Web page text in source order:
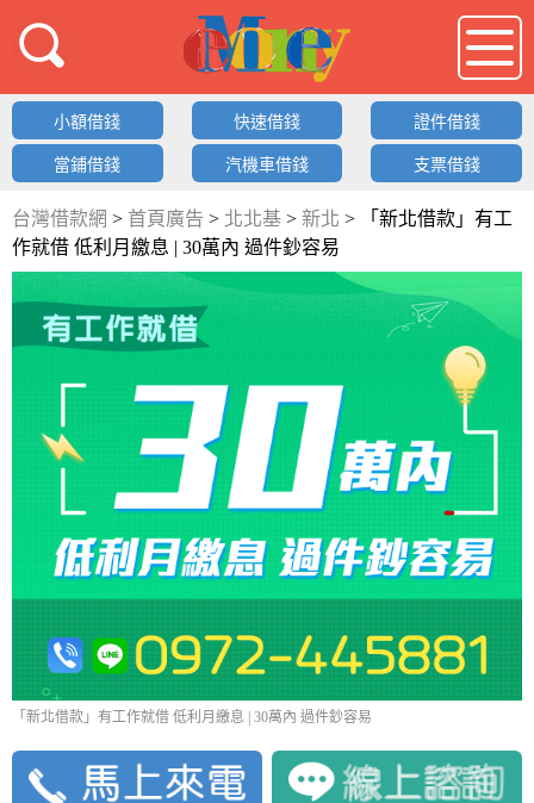
借錢LOGO
小額借錢 快速借錢 證件借錢
當鋪借錢 汽機車借錢 支票借錢
台灣借款網 > 首頁廣告 > 北北基 > 新北 >
「新北借款」有工
作就借 低利月繳息 | 30萬內 過件鈔容易
「新北借款」有工作就借 低利月繳息 | 30萬內 過件鈔容易